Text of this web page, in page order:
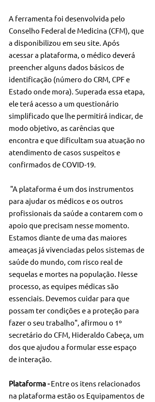
A ferramenta foi desenvolvida pelo
Conselho Federal de Medicina (CFM), que
a disponibilizou em seu site. Após
acessar a plataforma, o médico deverá
preencher alguns dados básicos de
identificação (número do CRM, CPF e
Estado onde mora). Superada essa etapa,
ele terá acesso a um questionário
simplificado que lhe permitirá indicar, de
modo objetivo, as carências que
encontra e que dificultam sua atuação no
atendimento de casos suspeitos e
confirmados de COVID-19.
para ajudar os médicos e os outros
profissionais da saúde a contarem com o
apoio que precisam nesse momento.
Estamos diante de uma das maiores
ameaças já vivenciadas pelos sistemas de
saúde do mundo, com risco real de
sequelas e mortes na população. Nesse
processo, as equipes médicas são
essenciais. Devemos cuidar para que
possam ter condições e a proteção para
fazer o seu trabalho", afirmou o 1º
secretário do CFM, Hideraldo Cabeça, um
dos que ajudou a formular esse espaço
de interação.
Plataforma - Entre os itens relacionados
na plataforma estão os Equipamentos de